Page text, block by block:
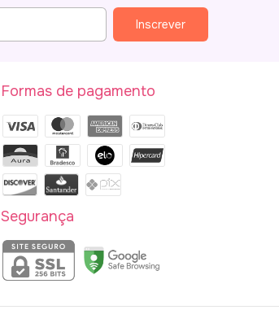
Formas de pagamento
Segurança